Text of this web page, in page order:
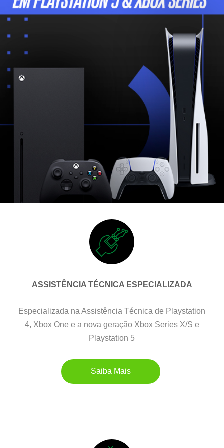
ASSISTÊNCIA TÉCNICA ESPECIALIZADA
Especializada na Assistência Técnica de Playstation
4, Xbox One e a nova geração Xbox Series X/S e
Playstation 5
Saiba Mais